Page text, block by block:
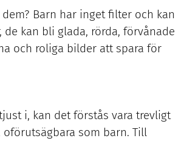
Barn har inget filter och kan
kan bli glada, rörda, förvånade
och roliga bilder att spara för
i, kan det förstås vara trevligt
som barn. Till